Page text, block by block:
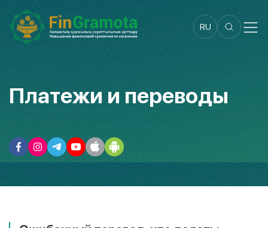
RU
Платежи и переводы